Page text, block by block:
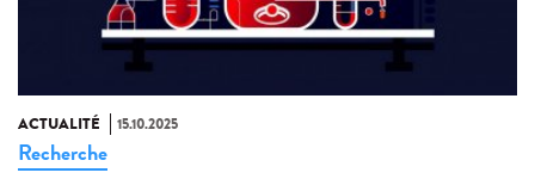
ACTUALITÉ 15.10.2025
Recherche